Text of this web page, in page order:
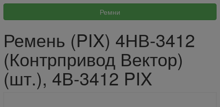
Ремень (PIX) 4НВ-3412
(Контрпривод Вектор)
(шт.), 4В-3412 PIX